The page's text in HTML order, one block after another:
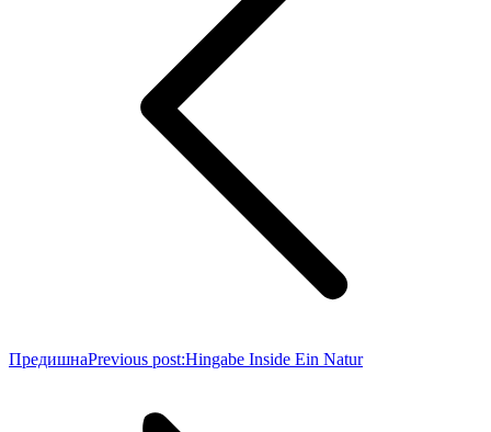
ПредишнаPrevious post:Hingabe Inside Ein Natur